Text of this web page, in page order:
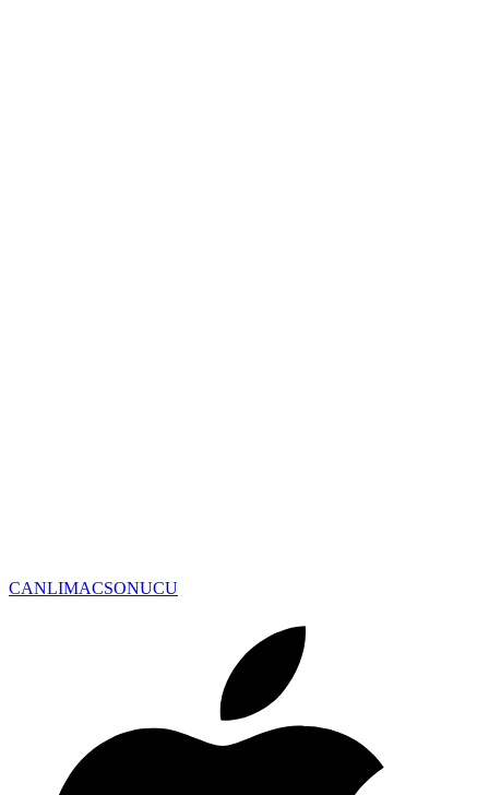
CANLIMACSONUCU